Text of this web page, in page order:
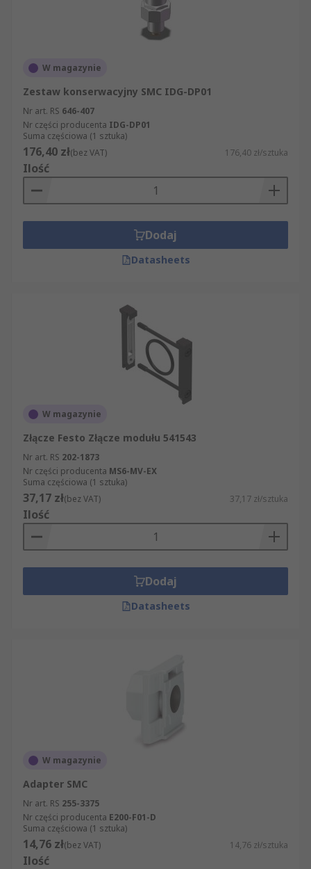
W magazynie
Zestaw konserwacyjny SMC IDG-DP01
Nr art. RS 646-407
Nr części producenta IDG-DP01
Suma częściowa (1 sztuka)
176,40 zł(bez VAT) 176,40 zł/sztuka
Ilość
Dodaj
Datasheets
W magazynie
Złącze Festo Złącze modułu 541543
Nr art. RS 202-1873
Nr części producenta MS6-MV-EX
Suma częściowa (1 sztuka)
37,17 zł(bez VAT) 37,17 zł/sztuka
Ilość
Dodaj
Datasheets
W magazynie
Adapter SMC
Nr art. RS 255-3375
Nr części producenta E200-F01-D
Suma częściowa (1 sztuka)
14,76 zł(bez VAT) 14,76 zł/sztuka
Ilość